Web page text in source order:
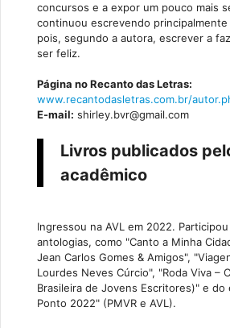
concursos e a expor um pouco mais
continuou escrevendo principalmente
pois, segundo a autora, escrever a
ser feliz.
Página no Recanto das Letras:
www.recantodasletras.com.br/
E-mail: shirley.bvr@gmail.com
Livros publicados
acadêmico
Ingressou na AVL em 2022.
antologias, como "Canto a Minha
Jean Carlos Gomes & Amigos",
Lourdes Neves Cúrcio", "Roda Viva –
Brasileira de Jovens Escritores)" e do
Ponto 2022" (PMVR e AVL).